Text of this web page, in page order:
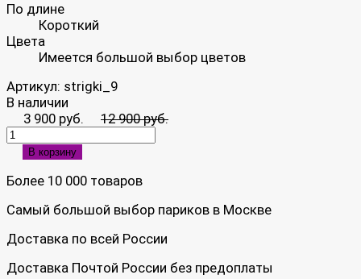
По длине
Короткий
Цвета
Имеется большой выбор цветов
Артикул: strigki_9
В наличии
3 900 руб.
12 900 руб.
В корзину
Более 10 000 товаров
Самый большой выбор париков в Москве
Доставка по всей России
Доставка Почтой России без предоплаты